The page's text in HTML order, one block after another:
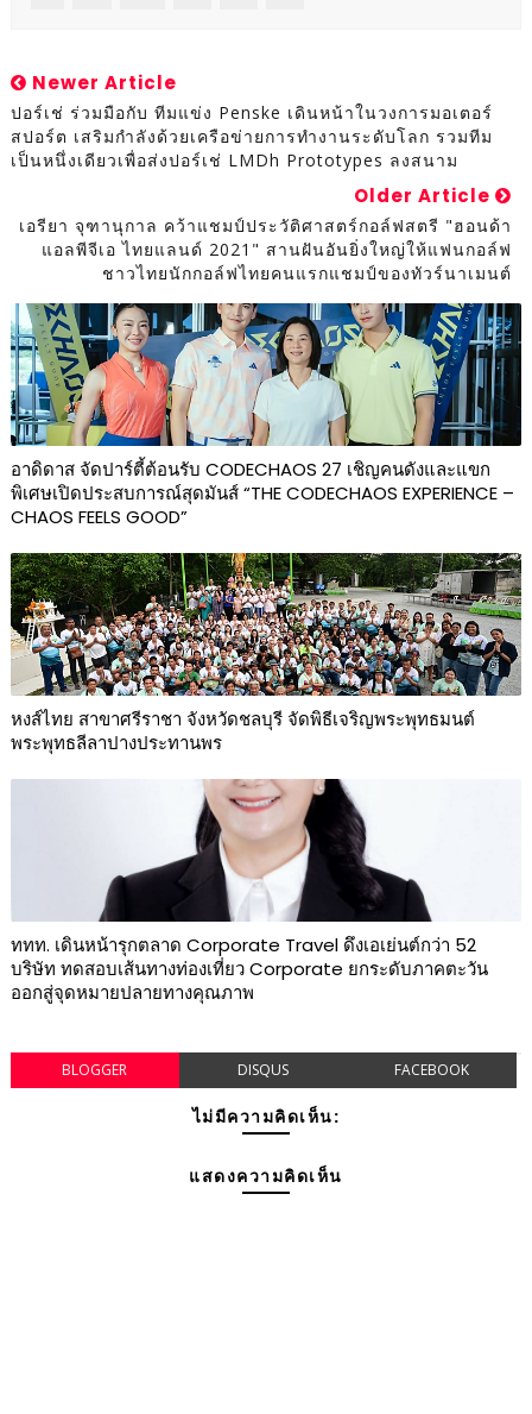
Newer Article
ปอร์เช่ ร่วมมือกับ ทีมแข่ง Penske เดินหน้าในวงการมอเตอร์
สปอร์ต เสริมกำลังด้วยเครือข่ายการทำงานระดับโลก รวมทีม
เป็นหนึ่งเดียวเพื่อส่งปอร์เช่ LMDh Prototypes ลงสนาม
Older Article
เอรียา จุฑานุกาล คว้าแชมป์ประวัติศาสตร์กอล์ฟสตรี "ฮอนด้า
แอลพีจีเอ ไทยแลนด์ 2021" สานฝันอันยิ่งใหญ่ให้แฟนกอล์ฟ
ชาวไทยนักกอล์ฟไทยคนแรกแชมป์ของทัวร์นาเมนต์
อาดิดาส จัดปาร์ตี้ต้อนรับ CODECHAOS 27 เชิญคนดังและแขก
พิเศษเปิดประสบการณ์สุดมันส์ “THE CODECHAOS EXPERIENCE –
CHAOS FEELS GOOD”
หงส์ไทย สาขาศรีราชา จังหวัดชลบุรี จัดพิธีเจริญพระพุทธมนต์
พระพุทธลีลาปางประทานพร
ททท. เดินหน้ารุกตลาด Corporate Travel ดึงเอเย่นต์กว่า 52
บริษัท ทดสอบเส้นทางท่องเที่ยว Corporate ยกระดับภาคตะวัน
ออกสู่จุดหมายปลายทางคุณภาพ
BLOGGER DISQUS FACEBOOK
ไม่มีความคิดเห็น:
แสดงความคิดเห็น